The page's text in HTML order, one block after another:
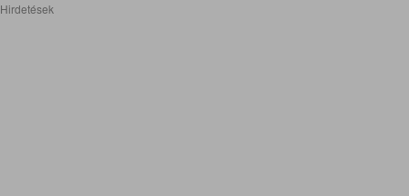
Hirdetések